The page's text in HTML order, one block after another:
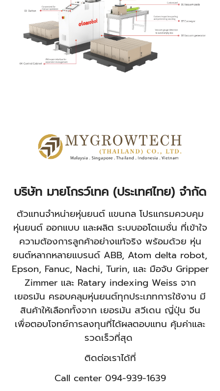
บริษัท มายโกรว์เทค (ประเทศไทย) จำกัด
ตัวแทนจำหน่ายหุ่นยนต์ แขนกล โปรแกรมควบคุม
หุ่นยนต์ ออกแบบ และผลิต ระบบออโตเมชั่น ที่เข้าใจ
ความต้องการลูกค้าอย่างแท้จริง พร้อมด้วย หุ่น
ยนต์หลากหลายแบรนด์ ABB, Atom delta robot,
Epson, Fanuc, Nachi, Turin, และ มือจับ Gripper
Zimmer และ Ratary indexing Weiss จาก
เยอรมัน ครอบคลุมหุ่นยนต์ทุกประเภทการใช้งาน มี
สินค้าให้เลือกทั้งจาก เยอรมัน สวีเดน ญี่ปุ่น จีน
เพื่อตอบโจทย์การลงทุนที่ได้ผลตอบแทน คุ้มค่าและ
รวดเร็วที่สุด
ติดต่อเราได้ที่
Call center 094-939-1639